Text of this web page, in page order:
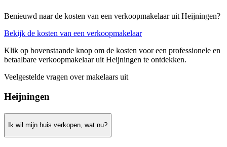
Benieuwd naar de kosten van een verkoopmakelaar uit Heijningen?
Bekijk de kosten van een verkoopmakelaar
Klik op bovenstaande knop om de kosten voor een professionele en
betaalbare verkoopmakelaar uit Heijningen te ontdekken.
Veelgestelde vragen over makelaars uit
Heijningen
Ik wil mijn huis verkopen, wat nu?